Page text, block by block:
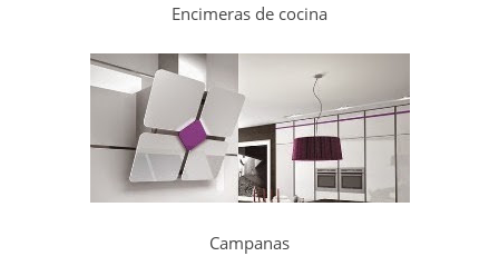
Encimeras de cocina
Campanas